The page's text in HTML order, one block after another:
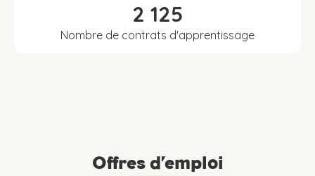
2 125
Nombre de contrats d'apprentissage
Offres d’emploi